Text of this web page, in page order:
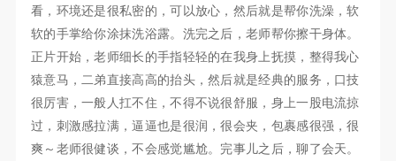
看，环境还是很私密的，可以放心，然后就是帮你洗澡，软
软的手掌给你涂抹洗浴露。洗完之后，老师帮你擦干身体。
正片开始，老师细长的手指轻轻的在我身上抚摸，整得我心
猿意马，二弟直接高高的抬头，然后就是经典的服务，口技
很厉害，一般人扛不住，不得不说很舒服，身上一股电流掠
过，刺激感拉满，逼逼也是很润，很会夹，包裹感很强，很
爽～老师很健谈，不会感觉尴尬。完事儿之后，聊了会天。